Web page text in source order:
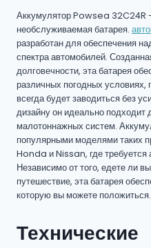
Аккумулятор Powsea 32C24R -
необслуживаемая батарея.
разработан для обеспечения
спектра автомобилей.
долговечности, эта батарея
различных погодных условиях,
всегда будет заводиться без
дизайну он идеально
малотоннажных систем.
популярными моделями таких
Honda и Nissan, где требуется
Независимо от того, едете ли
путешествие, эта батарея
которую вы можете положиться.
Технические